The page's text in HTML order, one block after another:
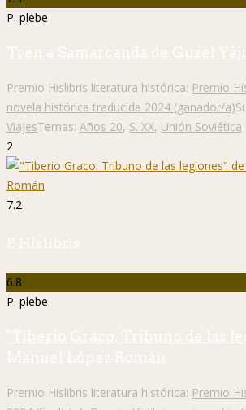
P. plebe
Tren a Samarcanda de Guzel
Premio Hislibris literatura histórica: Premio
novela histórica traducida 2024 (ganador/a)
ViajesTemas: Años 20, S. XX, Unión Soviética
2
7.2
P. Hislibris
6.8
P. plebe
"Tiberio Graco. Tribuno de las
Manuel López Román
Premio Hislibris literatura histórica: Premio